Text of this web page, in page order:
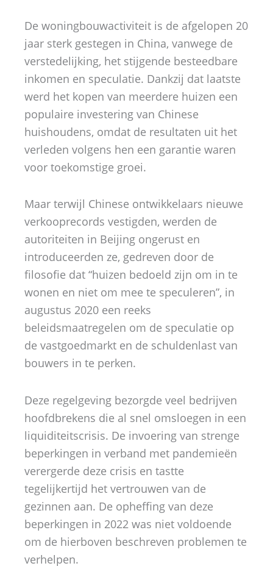
De woningbouwactiviteit is de afgelopen 20
jaar sterk gestegen in China, vanwege de
verstedelijking, het stijgende besteedbare
inkomen en speculatie. Dankzij dat laatste
werd het kopen van meerdere huizen een
populaire investering van Chinese
huishoudens, omdat de resultaten uit het
verleden volgens hen een garantie waren
voor toekomstige groei. ​
Maar terwijl Chinese ontwikkelaars nieuwe
verkooprecords vestigden, werden de
autoriteiten in Beijing ongerust en
introduceerden ze, gedreven door de
filosofie dat “huizen bedoeld zijn om in te
wonen en niet om mee te speculeren”, in
augustus 2020 een reeks
beleidsmaatregelen om de speculatie op
de vastgoedmarkt en de schuldenlast van
bouwers in te perken.
Deze regelgeving bezorgde veel bedrijven
hoofdbrekens die al snel omsloegen in een
liquiditeitscrisis. De invoering van strenge
beperkingen in verband met pandemieën
verergerde deze crisis en tastte
tegelijkertijd het vertrouwen van de
gezinnen aan. De opheffing van deze
beperkingen in 2022 was niet voldoende
om de hierboven beschreven problemen te
verhelpen.